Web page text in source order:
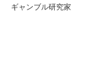
ギャンブル研究家